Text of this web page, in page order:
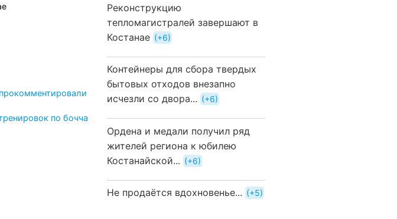
по бочча
Реконструкцию
тепломагистралей завершают в
Костанае
+6
Контейнеры для сбора твердых
бытовых отходов внезапно
исчезли со двора...
+6
Ордена и медали получил ряд
жителей региона к юбилею
Костанайской...
+6
Не продаётся вдохновенье... +5